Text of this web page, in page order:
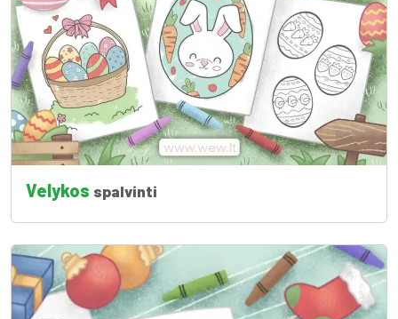
Velykos spalvinti